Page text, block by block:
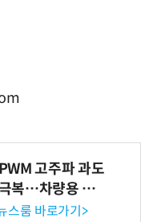
고주파 과도
복…차량용 전
기
스룸 바로가기>